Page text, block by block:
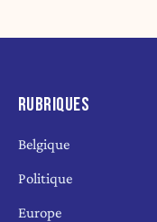
RUBRIQUES
Belgique
Politique
Europe